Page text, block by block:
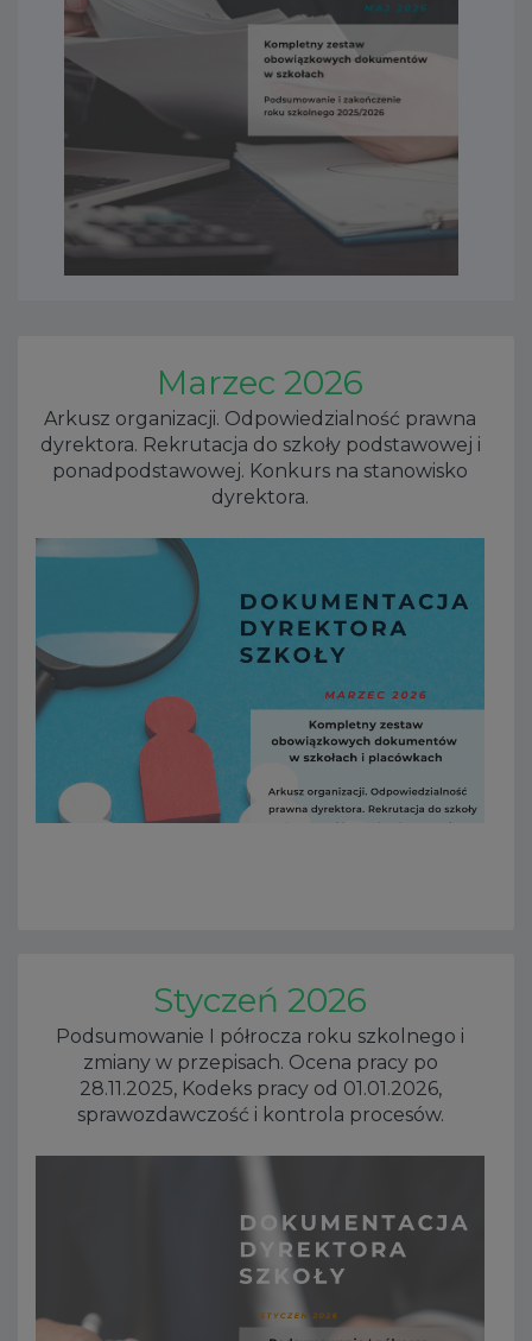
Marzec 2026
Arkusz organizacji. Odpowiedzialność prawna
dyrektora. Rekrutacja do szkoły podstawowej i
ponadpodstawowej. Konkurs na stanowisko
dyrektora.
Styczeń 2026
Podsumowanie I półrocza roku szkolnego i
zmiany w przepisach. Ocena pracy po
28.11.2025, Kodeks pracy od 01.01.2026,
sprawozdawczość i kontrola procesów.